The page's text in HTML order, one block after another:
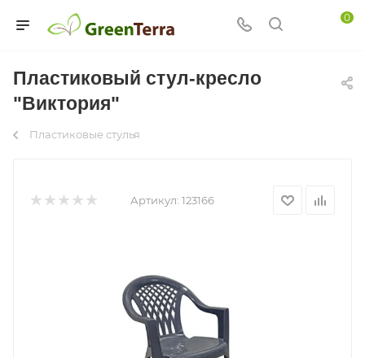
0
Пластиковый стул-кресло
"Виктория"
Пластиковые стулья
Артикул: 123166